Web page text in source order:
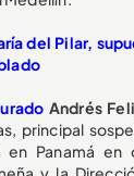
del Pilar,
Andrés
principal
Panamá en